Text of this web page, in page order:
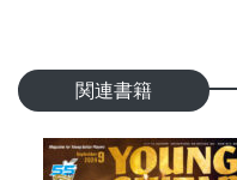
関連書籍